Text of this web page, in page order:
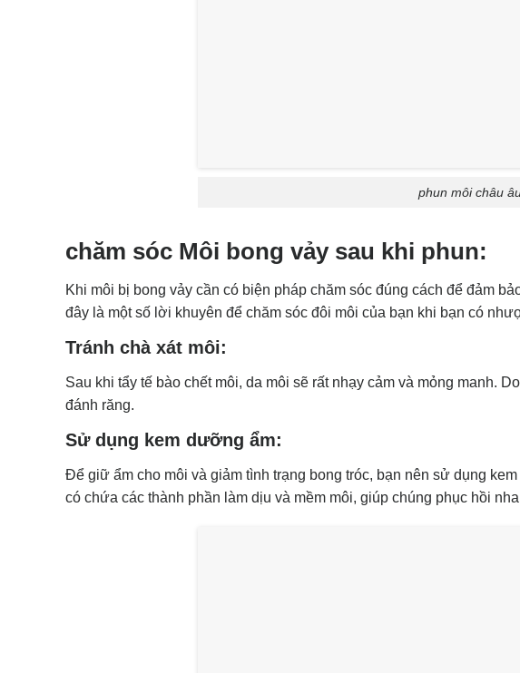
phun môi châu
chăm sóc Môi bong vảy sau khi phun:
Khi môi bị bong vảy cần có biện pháp chăm sóc đúng cách để đảm
đây là một số lời khuyên để chăm sóc đôi môi của bạn khi bạn có
Tránh chà xát môi:
Sau khi tẩy tế bào chết môi, da môi sẽ rất nhạy cảm và mỏng manh.
đánh răng.
Sử dụng kem dưỡng ẩm:
Để giữ ẩm cho môi và giảm tình trạng bong tróc, bạn nên sử dụng
có chứa các thành phần làm dịu và mềm môi, giúp chúng phục hồi